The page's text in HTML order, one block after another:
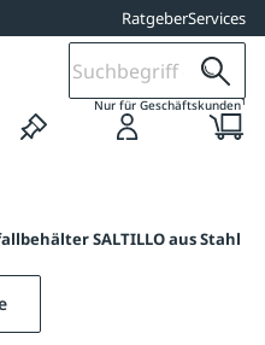
RatgeberServices
Nur für Geschäftskunden1
SALTILLO aus Stahl